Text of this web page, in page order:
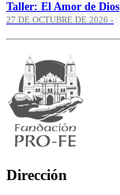
Taller: El Amor de Dios
27 DE OCTUBRE DE 2026 -
Dirección